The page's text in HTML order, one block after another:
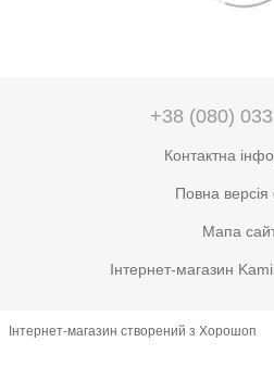
+38 (080)
Контактна
Повна версія
Мапа
Інтернет-магазин
Інтернет-магазин створений з Хорошоп